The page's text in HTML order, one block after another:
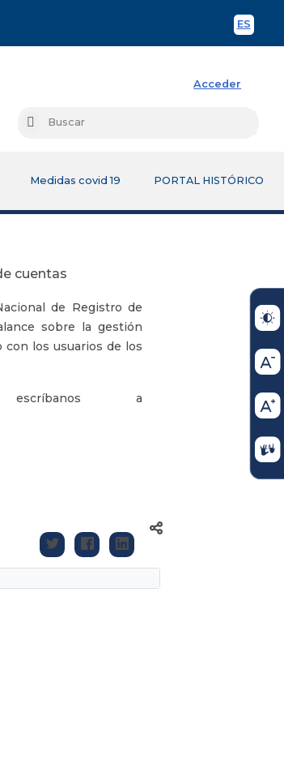
ES
Acceder
Buscar
Medidas covid 19 PORTAL HISTÓRICO
cuentas
de Registro de
sobre la gestión
los usuarios de los
a